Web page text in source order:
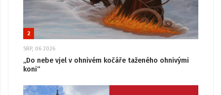
2
SRP, 06 2026
„Do nebe vjel v ohnivém kočáře taženého ohnivými
koni“